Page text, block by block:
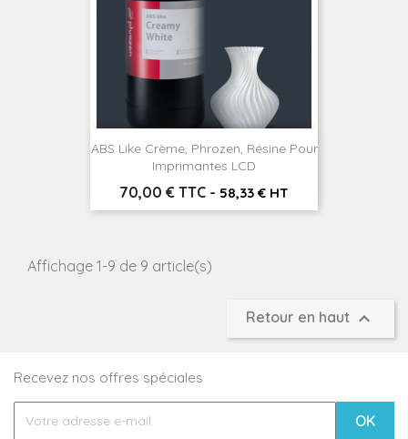
ABS Like Crème, Phrozen, Résine Pour
Imprimantes LCD
Prix
70,00 € TTC - 58,33 € HT
Affichage 1-9 de 9 article(s)
Retour en haut 
Recevez nos offres spéciales